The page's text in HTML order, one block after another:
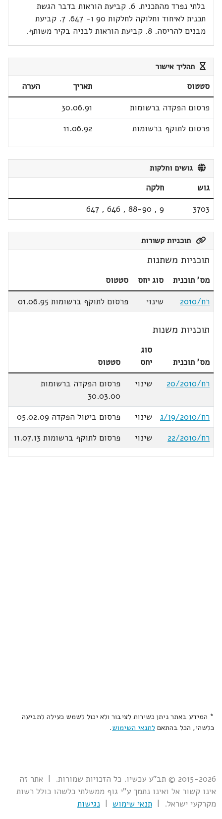
בלתי נפרד מהתכנית. 6. קביעת הוראות בדבר הגשת
תכנית לאיחוד וחלוקה לחלקות 90 ו- 647. 7. קביעת
מבנים להריסה. 8. קביעת הוראות לבניה בקיר משותף.
תהליך אישור
סטטוס תאריך
הערה
פרסום הפקדה ברשומות
30.06.91
פרסום לתוקף ברשומות
11.06.92
גושים וחלקות
גוש
חלקה
3703
9
,
88-90
,
646
,
647
תוכניות קשורות
תוכניות משתנות
מס' תוכנית סוג יחס
סטטוס
רח/2010
שינוי פרסום לתוקף ברשומות 01.06.95
תוכניות משנות
מס' תוכנית
סוג
יחס
סטטוס
רח/20/2010
שינוי
פרסום הפקדה ברשומות
30.03.00
רח/19/2010/ג
שינוי
פרסום ביטול הפקדה 05.02.09
רח/22/2010
שינוי פרסום לתוקף ברשומות 11.07.13
* המידע באתר ניתן כשירות לציבור ולא יכול לשמש כעילה לתביעה
כלשהי, הכל בהתאם לתנאי השימוש.
2015-2026 © תב"ע עכשיו. כל הזכויות שמורות. | אתר זה
אינו קשור אל ואינו נתמך ע"י גוף ממשלתי כלשהו כולל רשות
מקרקעי ישראל. | תנאי שימוש | נגישות